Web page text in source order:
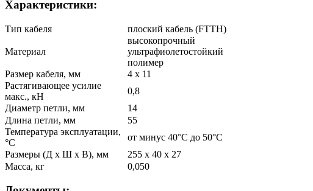
Характеристики:
Тип кабеля плоский кабель (FTTH)
Материал
высокопрочный
ультрафиолетостойкий
полимер
Размер кабеля, мм
4 х 11
Растягивающее усилие
макс., кН
0,8
Диаметр петли, мм
14
Длина петли, мм
55
Температура эксплуатации,
°С
от минус 40°C до 50°C
Размеры (Д х Ш х В), мм
255 х 40 х 27
Масса, кг
0,050